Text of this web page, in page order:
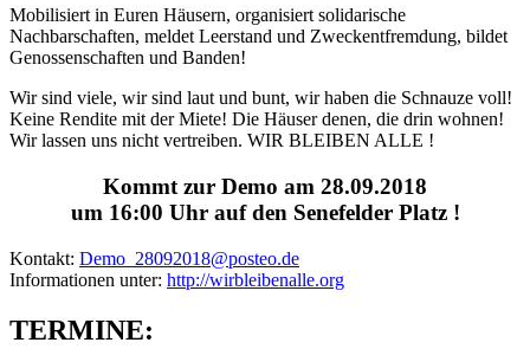
Mobilisiert in Euren Häusern, organisiert solidarische
Nachbarschaften, meldet Leerstand und Zweckentfremdung, bildet
Genossenschaften und Banden!
Wir sind viele, wir sind laut und bunt, wir haben die Schnauze voll!
Keine Rendite mit der Miete! Die Häuser denen, die drin wohnen!
Wir lassen uns nicht vertreiben. WIR BLEIBEN ALLE !
Kommt zur Demo am 28.09.2018
um 16:00 Uhr auf den Senefelder Platz !
Kontakt: Demo_28092018@posteo.de
Informationen unter: http://wirbleibenalle.org
TERMINE: